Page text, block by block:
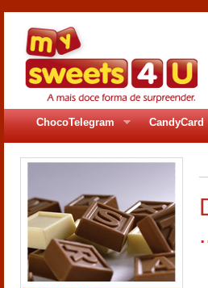
ChocoTelegram CandyCard